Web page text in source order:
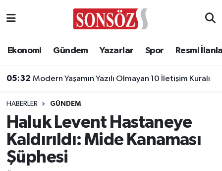
Ekonomi Gündem Yazarlar Spor Resmi
05:32 Modern Yaşamın Yazılı Olmayan 10 İletişim Kuralı
HABERLER GÜNDEM
Haluk Levent Hastaneye
Kaldırıldı: Mide Kanaması
Şüphesi
Asayiş
Biyografi
Çevre
Diğer
Ankara Nöbetçi Eczaneler
Ankara Trafik Yoğunluk Haritası
Süper Lig Puan Durumu ve Fikstür
Tüm Manşetler